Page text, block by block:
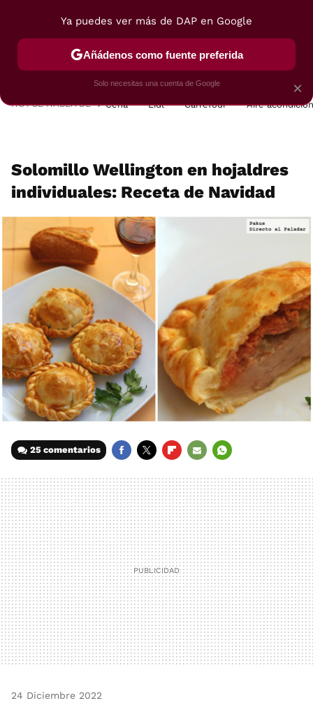
POSTRES VIAJES SELECCIÓN VEGUI
HOY SE HABLA DE Cena Lidl Carrefour Aire
Solomillo Wellington en hojaldres
individuales: Receta de Navidad
25 comentarios
MAIL
24 Diciembre 2022
×
Ya puedes ver más de DAP en Google
Añádenos como fuente preferida
Solo necesitas una cuenta de Google